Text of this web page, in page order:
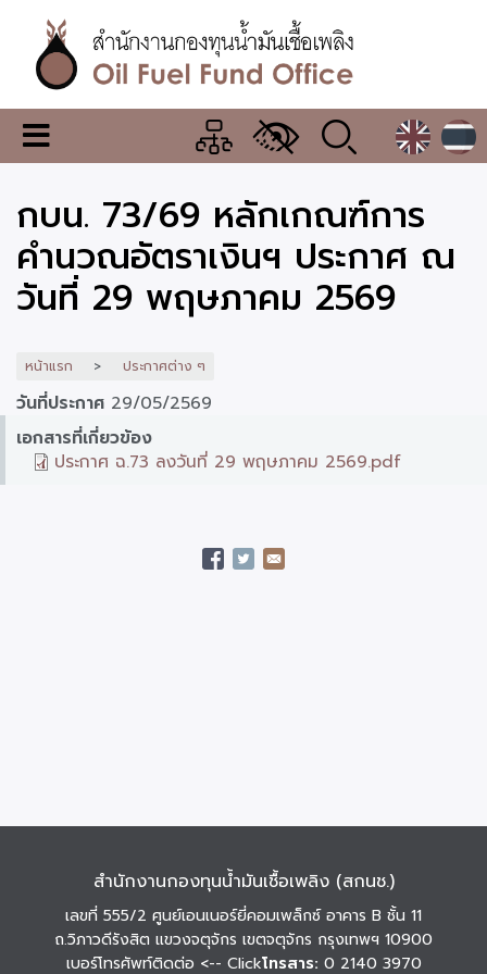
เนื้อหา
หลักสำนักงาน
กองทุน
น้ำมัน
เชื้อ
เพลิง
เมนู
เปลี่ยน
แสดง
ผล
กบน. 73/69 หลักเกณฑ์การ
คำนวณอัตราเงินฯ ประกาศ ณ
วันที่ 29 พฤษภาคม 2569
หน้าแรก ประกาศต่าง ๆ
วันที่ประกาศ 29/05/2569
เอกสารที่เกี่ยวข้อง
ประกาศ ฉ.73 ลงวันที่ 29 พฤษภาคม 2569.pdf
สำนักงานกองทุนน้ำมันเชื้อเพลิง (สกนช.)
เลขที่ 555/2 ศูนย์เอนเนอร์ยี่คอมเพล็กซ์ อาคาร B ชั้น 11
ถ.วิภาวดีรังสิต แขวงจตุจักร เขตจตุจักร กรุงเทพฯ 10900
เบอร์โทรศัพท์ติดต่อ <-- Clickโทรสาร: 0 2140 3970